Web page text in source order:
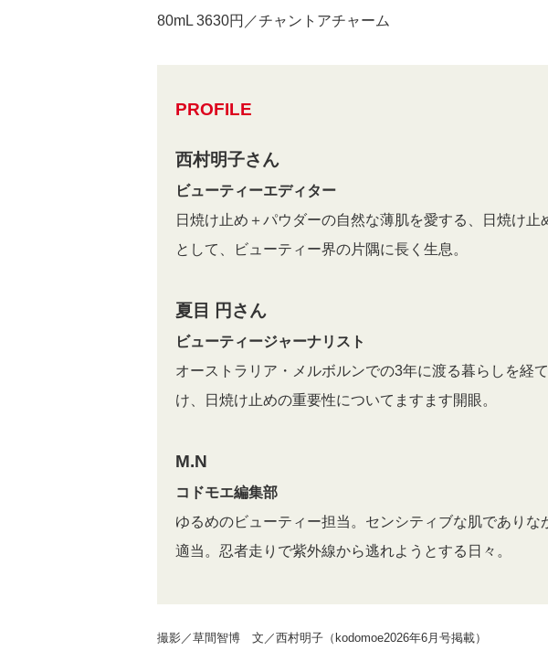
80mL 3630円／チャントアチャーム
PROFILE
西村明子さん
ビューティーエディター
日焼け止め＋パウダーの自然な薄肌を愛する、日焼け
として、ビューティー界の片隅に長く生息。
夏目 円さん
ビューティージャーナリスト
オーストラリア・メルボルンでの3年に渡る暮らしを経
け、日焼け止めの重要性についてますます開眼。
M.N
コドモエ編集部
ゆるめのビューティー担当。センシティブな肌であり
適当。忍者走りで紫外線から逃れようとする日々。
撮影／草間智博 文／西村明子（kodomoe2026年6月号掲載）